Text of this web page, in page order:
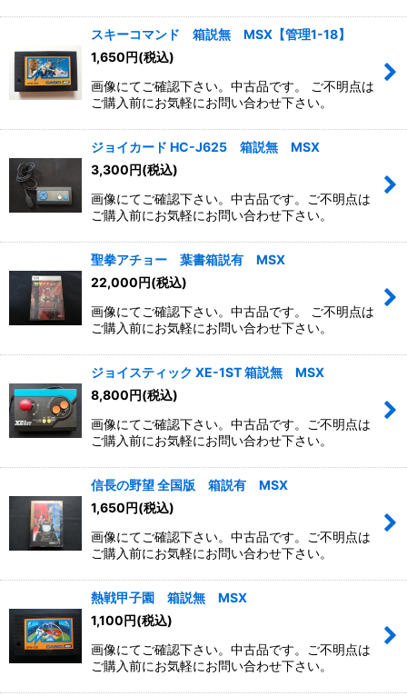
スキーコマンド 箱説無 MSX【管理1-18】
1,650円(税込)
画像にてご確認下さい。中古品です。 ご不明点は
ご購入前にお気軽にお問い合わせ下さい。
ジョイカード HC-J625 箱説無 MSX
3,300円(税込)
画像にてご確認下さい。中古品です。ご不明点は
ご購入前にお気軽にお問い合わせ下さい。
聖拳アチョー 葉書箱説有 MSX
22,000円(税込)
画像にてご確認下さい。中古品です。 ご不明点は
ご購入前にお気軽にお問い合わせ下さい。
ジョイスティック XE-1ST 箱説無 MSX
8,800円(税込)
画像にてご確認下さい。中古品です。ご不明点は
ご購入前にお気軽にお問い合わせ下さい。
信長の野望 全国版 箱説有 MSX
1,650円(税込)
画像にてご確認下さい。中古品です。ご不明点は
ご購入前にお気軽にお問い合わせ下さい。
熱戦甲子園 箱説無 MSX
1,100円(税込)
画像にてご確認下さい。中古品です。ご不明点は
ご購入前にお気軽にお問い合わせ下さい。